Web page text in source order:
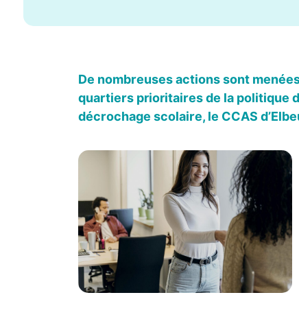
De nombreuses actions sont
quartiers prioritaires de la politique
décrochage scolaire, le CCAS